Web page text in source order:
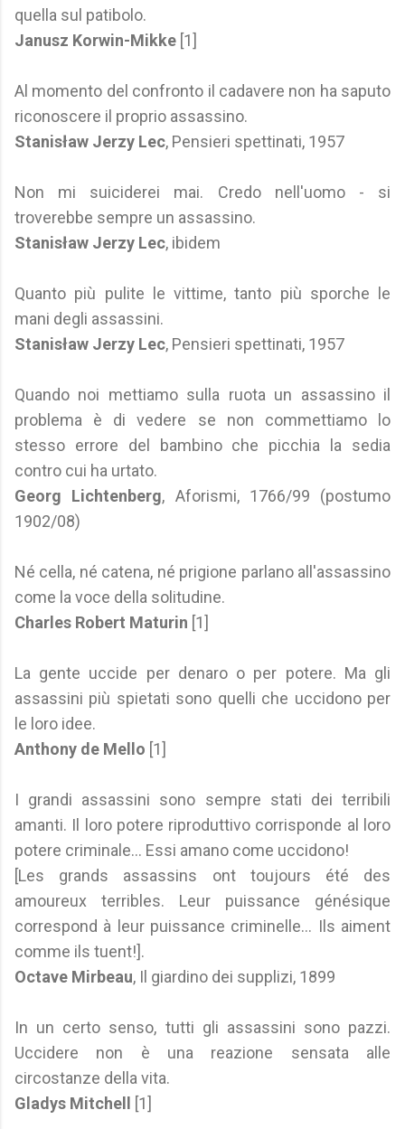
quella sul patibolo.
Janusz Korwin-Mikke [1]
Al momento del confronto il cadavere non ha saputo
riconoscere il proprio assassino.
Stanisław Jerzy Lec, Pensieri spettinati, 1957
Non mi suiciderei mai. Credo nell'uomo - si
troverebbe sempre un assassino.
Stanisław Jerzy Lec, ibidem
Quanto più pulite le vittime, tanto più sporche le
mani degli assassini.
Stanisław Jerzy Lec, Pensieri spettinati, 1957
Quando noi mettiamo sulla ruota un assassino il
problema è di vedere se non commettiamo lo
stesso errore del bambino che picchia la sedia
contro cui ha urtato.
Georg Lichtenberg, Aforismi, 1766/99 (postumo
1902/08)
Né cella, né catena, né prigione parlano all'assassino
come la voce della solitudine.
Charles Robert Maturin [1]
La gente uccide per denaro o per potere. Ma gli
assassini più spietati sono quelli che uccidono per
le loro idee.
Anthony de Mello [1]
I grandi assassini sono sempre stati dei terribili
amanti. Il loro potere riproduttivo corrisponde al loro
potere criminale... Essi amano come uccidono!
[Les grands assassins ont toujours été des
amoureux terribles. Leur puissance génésique
correspond à leur puissance criminelle… Ils aiment
comme ils tuent!].
Octave Mirbeau, Il giardino dei supplizi, 1899
In un certo senso, tutti gli assassini sono pazzi.
Uccidere non è una reazione sensata alle
circostanze della vita.
Gladys Mitchell
[1]